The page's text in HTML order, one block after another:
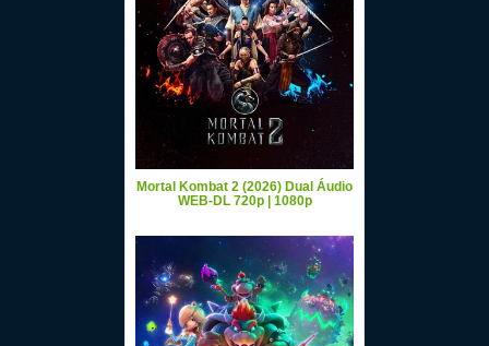
Mortal Kombat 2 (2026) Dual Áudio
WEB-DL 720p | 1080p